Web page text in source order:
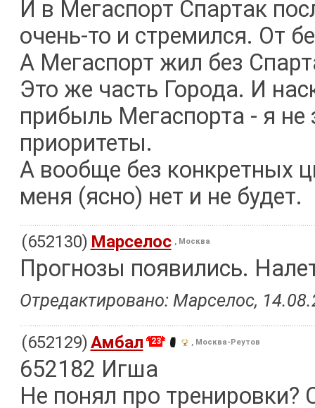
И в Мегаспорт Спартак
очень-то и стремился. От
А Мегаспорт жил без
Это же часть Города. И
прибыль Мегаспорта - я
приоритеты.
А вообще без конкретных
меня (ясно) нет и не будет.
(652130) Марселос , Москва
Прогнозы появились.
Отредактировано: Марселос,
(652129)Амбал 23 , Москва-Реутов
652182 Игша
Не понял про тренировки?